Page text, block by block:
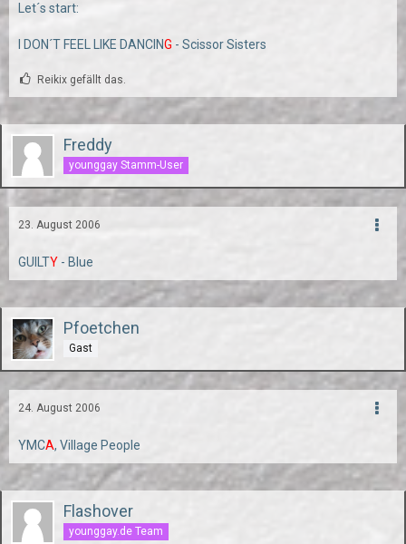
Let´s start:
I DON´T FEEL LIKE DANCING - Scissor Sisters
Reikix gefällt das.
Freddy
younggay Stamm-User
23. August 2006
GUILTY - Blue
Pfoetchen
Gast
24. August 2006
YMCA, Village People
Flashover
younggay.de Team